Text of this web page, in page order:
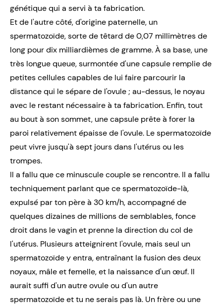
génétique qui a servi à ta fabrication.
Et de l'autre côté, d'origine paternelle, un
spermatozoïde, sorte de têtard de 0,07 millimètres de
long pour dix milliardièmes de gramme. À sa base, une
très longue queue, surmontée d'une capsule remplie de
petites cellules capables de lui faire parcourir la
distance qui le sépare de l'ovule ; au-dessus, le noyau
avec le restant nécessaire à ta fabrication. Enfin, tout
au bout à son sommet, une capsule prête à forer la
paroi relativement épaisse de l'ovule. Le spermatozoïde
peut vivre jusqu'à sept jours dans l'utérus ou les
trompes.
Il a fallu que ce minuscule couple se rencontre. Il a fallu
techniquement parlant que ce spermatozoïde-là,
expulsé par ton père à 30 km/h, accompagné de
quelques dizaines de millions de semblables, fonce
droit dans le vagin et prenne la direction du col de
l'utérus. Plusieurs atteignirent l'ovule, mais seul un
spermatozoïde y entra, entraînant la fusion des deux
noyaux, mâle et femelle, et la naissance d'un œuf. Il
aurait suffi d'un autre ovule ou d'un autre
spermatozoïde et tu ne serais pas là. Un frère ou une